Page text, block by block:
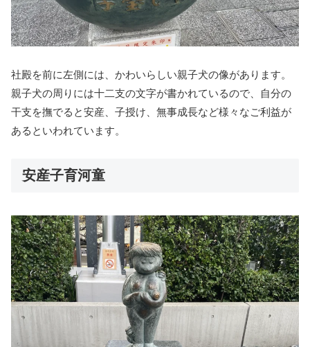
社殿を前に左側には、かわいらしい親子犬の像があります。
親子犬の周りには十二支の文字が書かれているので、自分の
干支を撫でると安産、子授け、無事成長など様々なご利益が
あるといわれています。
安産子育河童